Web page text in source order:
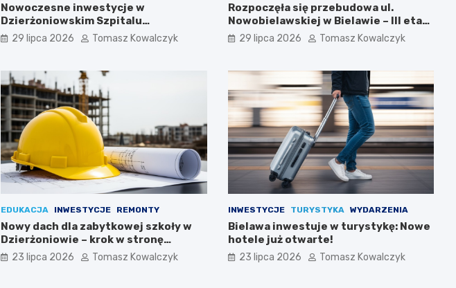
Nowoczesne inwestycje w
Dzierżoniowskim Szpitalu
Powiatowym dla Oddziału
Internistycznego
29 lipca 2026 Tomasz Kowalczyk
Rozpoczęła się przebudowa ul.
Nowobielawskiej w Bielawie – III etap
inwestycji
29 lipca 2026 Tomasz Kowalczyk
EDUKACJA INWESTYCJE REMONTY
Nowy dach dla zabytkowej szkoły w
Dzierżoniowie – krok w stronę
przyszłości!
23 lipca 2026 Tomasz Kowalczyk
INWESTYCJE TURYSTYKA WYDARZENIA
Bielawa inwestuje w turystykę: Nowe
hotele już otwarte!
23 lipca 2026 Tomasz Kowalczyk